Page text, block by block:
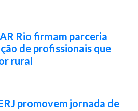
Rio firmam parceria
de profissionais que
rural
promovem jornada de